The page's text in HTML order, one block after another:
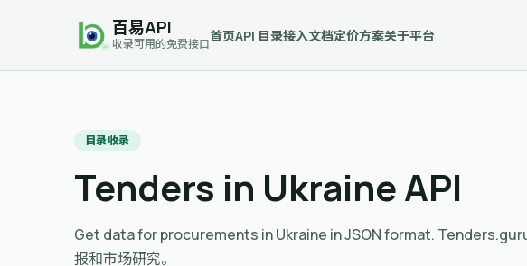
百易API
收录可用的免费接口
首页API 目录接入文档定价方案关于平台
目录收录
Tenders in Ukraine API
Get data for procurements in Ukraine in JSON format.
报和市场研究。